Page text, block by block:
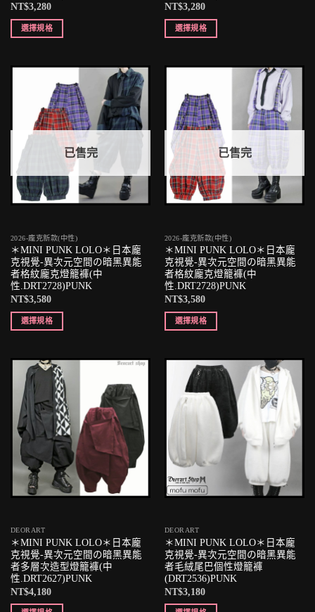
NT$3,280
選擇規格
NT$3,280
選擇規格
已售完
2026-龐克新款(中性)
＊MINI PUNK LOLO＊日本龐
克視覺-異次元空間の暗黑異能
者格紋龐克燈籠褲(中
性.DRT2728)PUNK
NT$3,580
選擇規格
已售完
2026-龐克新款(中性)
＊MINI PUNK LOLO＊日本龐
克視覺-異次元空間の暗黑異能
者格紋龐克燈籠褲(中
性.DRT2728)PUNK
NT$3,580
選擇規格
DEORART
＊MINI PUNK LOLO＊日本龐
克視覺-異次元空間の暗黑異能
者多層次造型燈籠褲(中
性.DRT2627)PUNK
NT$4,180
DEORART
＊MINI PUNK LOLO＊日本龐
克視覺-異次元空間の暗黑異能
者毛絨尾巴個性燈籠褲
(DRT2536)PUNK
NT$3,180